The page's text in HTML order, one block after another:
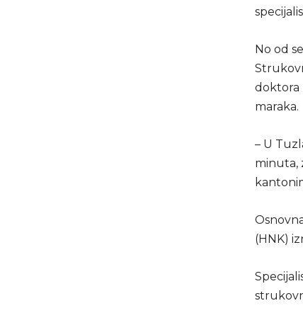
No od
doktora
maraka.
– U
minuta,
(HNK)